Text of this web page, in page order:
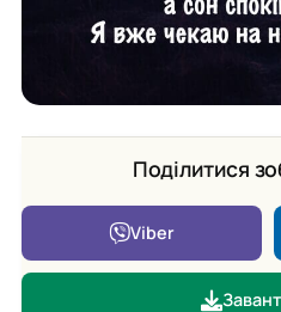
Поділитися
Viber